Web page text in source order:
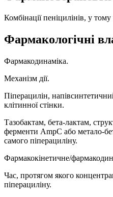
Комбінації пеніцилінів, у
Фармакологічні
Фармакодинаміка.
Механізм дії.
Піперацилін,
клітинної стінки.
Тазобактам, бета-лактам,
ферменти AmpC або метало-
самого піперациліну.
Фармакокінетичне/
Час, протягом якого
піперациліну.